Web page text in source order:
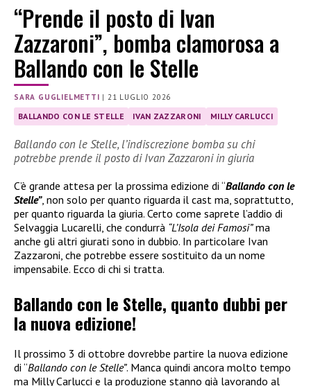
“Prende il posto di Ivan
Zazzaroni”, bomba clamorosa a
Ballando con le Stelle
SARA GUGLIELMETTI | 21 LUGLIO 2026
BALLANDO CON LE STELLE IVAN ZAZZARONI MILLY CARLUCCI
Ballando con le Stelle, l’indiscrezione bomba su chi
potrebbe prende il posto di Ivan Zazzaroni in giuria
C’è grande attesa per la prossima edizione di “Ballando con le
Stelle”, non solo per quanto riguarda il cast ma, soprattutto,
per quanto riguarda la giuria. Certo come saprete l’addio di
Selvaggia Lucarelli, che condurrà “L’Isola dei Famosi”ma
anche gli altri giurati sono in dubbio. In particolare Ivan
Zazzaroni, che potrebbe essere sostituito da un nome
impensabile. Ecco di chi si tratta.
Ballando con le Stelle, quanto dubbi per
la nuova edizione!
Il prossimo 3 di ottobre dovrebbe partire la nuova edizione
di “Ballando con le Stelle”. Manca quindi ancora molto tempo
ma Milly Carlucci e la produzione stanno già lavorando al